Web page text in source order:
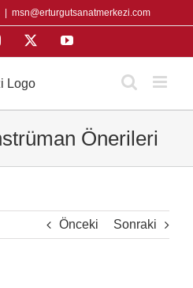
msn@erturgutsanatmerkezi.com
Instagram YouTube
Önerileri
Önceki Sonraki